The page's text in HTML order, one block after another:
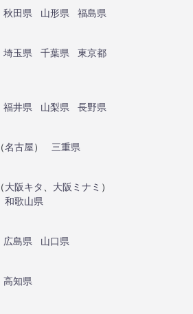
秋田県 山形県
福島県
埼玉県 千葉県
東京都
福井県 山梨県
長野県
（名古屋）
三重県
（大阪キタ 大阪ミナミ ）
和歌山県
広島県
山口県
高知県